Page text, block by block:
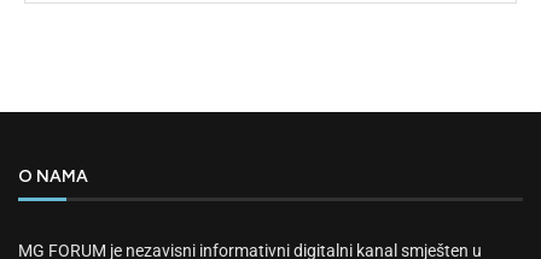
O NAMA
MG FORUM je nezavisni informativni digitalni kanal smješten u